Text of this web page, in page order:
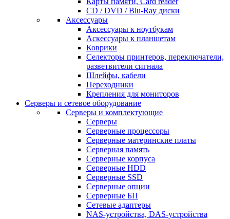
CD / DVD / Blu-Ray диски
Аксессуары
Аксессуары к ноутбукам
Аскессуары к планшетам
Коврики
Селекторы принтеров, переключатели,
разветвители сигнала
Шлейфы, кабели
Переходники
Крепления для мониторов
Серверы и сетевое оборудование
Серверы и комплектующие
Серверы
Серверные процессоры
Серверные материнские платы
Серверная память
Серверные корпуса
Серверные HDD
Серверные SSD
Серверные опции
Серверные БП
Сетевые адаптеры
NAS-устройства, DAS-устройства